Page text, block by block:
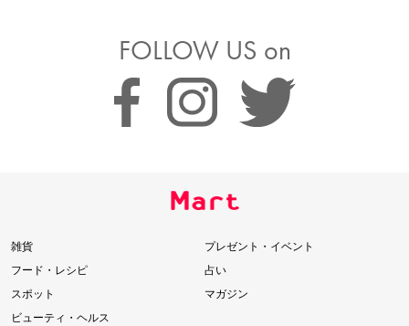
FOLLOW US on
雑貨
フード・レシピ
スポット
ビューティ・ヘルス
プレゼント・イベント
占い
マガジン